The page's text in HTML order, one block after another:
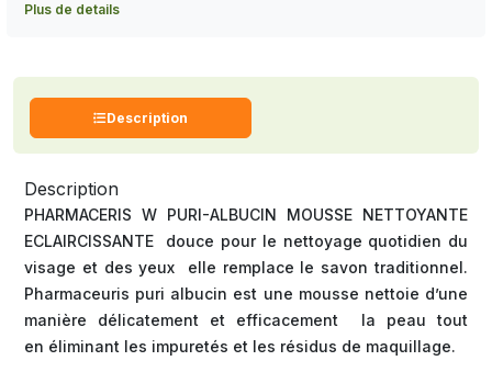
Plus de details
Description
Description
PHARMACERIS W PURI-ALBUCIN MOUSSE NETTOYANTE
ECLAIRCISSANTE douce pour le nettoyage quotidien du
visage et des yeux elle remplace le savon traditionnel.
Pharmaceuris puri albucin est une mousse nettoie d’une
manière délicatement et efficacement la peau tout
en éliminant les impuretés et les résidus de maquillage.